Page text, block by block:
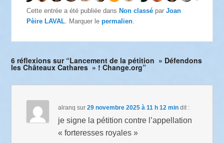
Cette entrée a été publiée dans Non classé parJoan
Pèire LAVAL. Marquer lepermalien.
6 réflexions sur “Lancement de la pétition » Défendons
les Châteaux Cathares » ! Change.org”
alranq sur29 novembre 2025 à 11 h 12 min dit :
je signe la pétition contre l’appellation
« forteresses royales »